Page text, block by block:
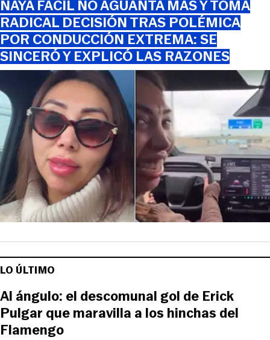
NAYA FÁCIL NO AGUANTA MÁS Y TOMA
RADICAL DECISIÓN TRAS POLÉMICA
POR CONDUCCIÓN EXTREMA: SE
SINCERÓ Y EXPLICÓ LAS RAZONES
LO ÚLTIMO
Al ángulo: el descomunal gol de Erick
Pulgar que maravilla a los hinchas del
Flamengo